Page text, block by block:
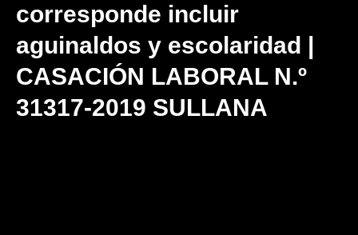
corresponde incluir
aguinaldos y escolaridad |
CASACIÓN LABORAL N.º
31317-2019 SULLANA